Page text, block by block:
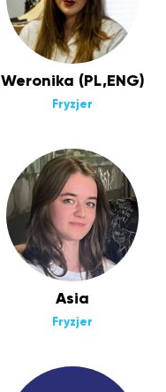
Weronika (PL,ENG)
Fryzjer
Asia
Fryzjer